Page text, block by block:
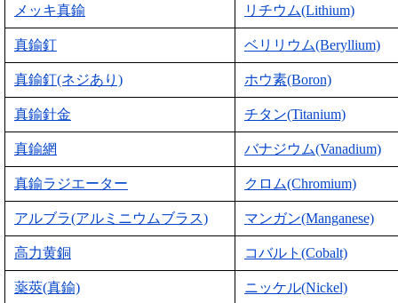
メッキ真鍮 リチウム(Lithium)
真鍮釘 ベリリウム(Beryllium)
真鍮釘(ネジあり) ホウ素(Boron)
真鍮針金 チタン(Titanium)
真鍮網 バナジウム(Vanadium)
真鍮ラジエーター クロム(Chromium)
アルブラ(アルミニウムブラス) マンガン(Manganese)
高力黄銅 コバルト(Cobalt)
薬莢(真鍮) ニッケル(Nickel)